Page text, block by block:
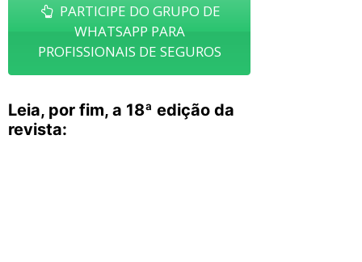
PARTICIPE DO GRUPO DE
WHATSAPP PARA
PROFISSIONAIS DE SEGUROS
Leia, por fim, a 18ª edição da
revista: